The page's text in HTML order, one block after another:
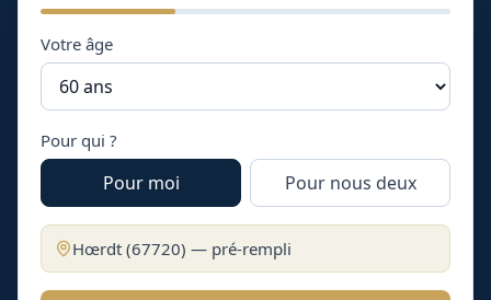
Votre âge
Pour qui ?
Pour moi Pour nous deux
Hœrdt (67720) — pré-rempli